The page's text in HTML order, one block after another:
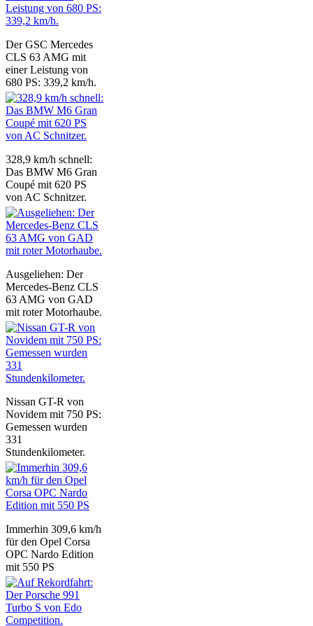
Der GSC Mercedes
CLS 63 AMG mit
einer Leistung von
680 PS: 339,2 km/h.
328,9 km/h schnell:
Das BMW M6 Gran
Coupé mit 620 PS
von AC Schnitzer.
Ausgeliehen: Der
Mercedes-Benz CLS
63 AMG von GAD
mit roter Motorhaube.
Nissan GT-R von
Novidem mit 750 PS:
Gemessen wurden
331
Stundenkilometer.
Immerhin 309,6 km/h
für den Opel Corsa
OPC Nardo Edition
mit 550 PS